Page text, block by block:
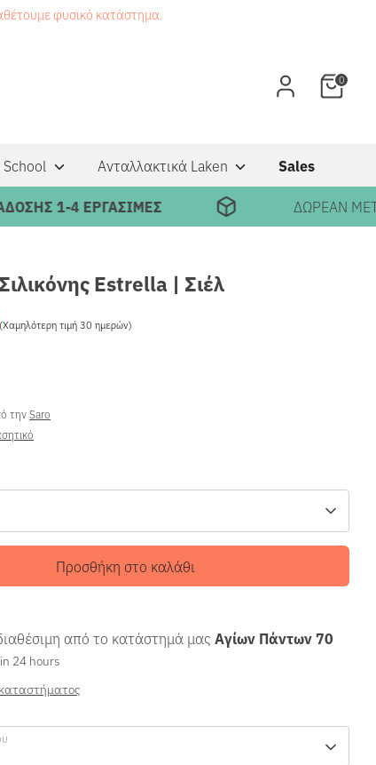
φυσικό κατάστημα.
0
Ανταλλακτικά Laken Sales
1-4 ΕΡΓΑΣΙΜΕΣ ΔΩΡΕΑΝ
Estrella | Σιέλ
(Χαμηλότερη τιμή 30 ημερών)
τηνSaro
Προσθήκη στο καλάθι
από το κατάστημά μαςΑγίων Πάντων 70
24 hours